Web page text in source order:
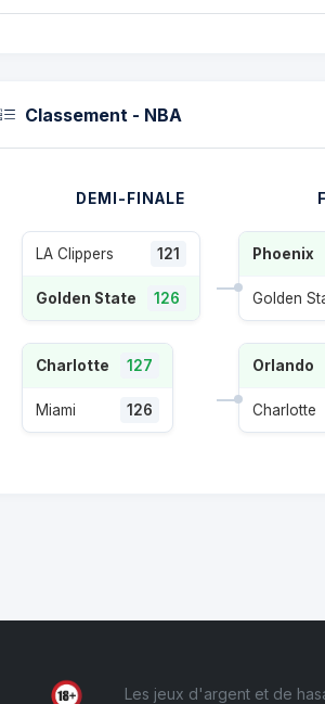
Classement - NBA
DEMI-FINALE
LA Clippers 121
Golden State 126
Charlotte 127
Miami 126
Phoenix
Golden
Orlando
Charlotte
Les jeux d'argent et de